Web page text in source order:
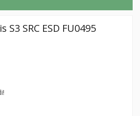
SRC ESD FU0495